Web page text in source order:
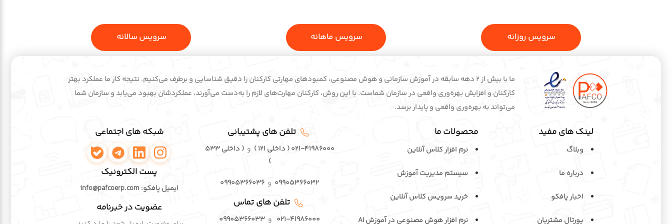
یا میتوانید از آیکون منو بر روی کلیک نمایید. همچنین می‌توانید
سرویس روزانه سرویس ماهانه سرویس سالانه
ما با بیش از 2 دهه سابقه در آموزش سازمانی و هوش مصنوعی، کمبودهای مهارتی کارکنان را دقیق شناسایی و برطرف می‌کنیم. نتیجه کار ما عملکرد بهتر
کارکنان و افزایش بهره‌وری واقعی در سازمان شماست. با این روش، کارکنان مهارت‌های لازم را به‌دست می‌آورند، عملکردشان بهبود می‌یابد و سازمان شما
می‌تواند به بهره‌وری واقعی و پایدار برسد.
لینک های مفید
وبلاگ
درباره ما
اخبار پافکو
پورتال مشتریان
محصولات ما
نرم افزار کلاس آنلاین
سیستم مدیریت آموزش
خرید سرویـس کلاس آنلاین
نرم افزار هوش مصنوعی در آموزش AI
تلفن های پشتیبانی
۰۲۱-۴۱۹۸۶۰۰۰ ( داخلی ۱۲۱ ) و
( داخلی ۵۳۳
)
۰۹۹۰۵۳۶۶۰۳۲ و ۰۹۹۰۵۳۶۶۰۳۶
تلفن های تماس
۰۲۱-۴۱۹۸۶۰۰۰ و ۰۹۹۰۵۳۶۶۰۳۳
شبکه های اجتماعی
اینستاگرام پافکو
لینکدین پافکو
تلگرام پافکوواتساپ پافکو
پست الکترونیک
ایمیل پافکو: info@pafcoerp.com
عضویت در خبرنامه